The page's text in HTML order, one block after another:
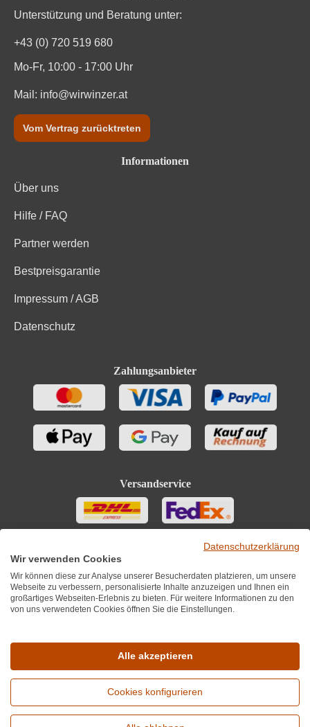
Unterstützung und Beratung unter:
+43 (0) 720 519 680
Mo-Fr, 10:00 - 17:00 Uhr
Mail: info@wirwinzer.at
Vom Vertrag zurücktreten
Informationen
Über uns
Hilfe / FAQ
Partner werden
Bestpreisgarantie
Impressum / AGB
Datenschutz
Zahlungsanbieter
Versandservice
*Alle Preise inkl. MwST zzgl. 5,90€ Versandkosten je Winzer.
Datenschutzerklärung
Wir verwenden Cookies
Wir können diese zur Analyse unserer Besucherdaten platzieren, um unsere
Webseite zu verbessern, personalisierte Inhalte anzuzeigen und Ihnen ein
großartiges Webseiten-Erlebnis zu bieten. Für weitere Informationen zu den
von uns verwendeten Cookies öffnen Sie die Einstellungen.
Alle akzeptieren
Cookies konfigurieren